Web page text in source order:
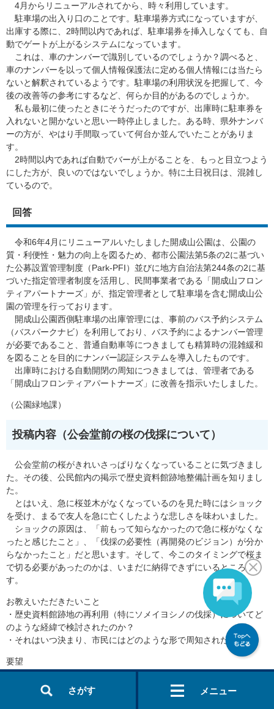
さがす メニュー
4月からリニューアルされてから、時々利用しています。
駐車場の出入り口のことです。駐車場券方式になっていますが、
出庫する際に、2時間以内であれば、駐車場券を挿入しなくても、自
動でゲートが上がるシステムになっています。
これは、車のナンバーで識別しているのでしょうか？調べると、
車のナンバーを以って個人情報保護法に定める個人情報には当たら
ないと解釈されているようです。駐車場の利用状況を把握して、今
後の改善等の参考にするなど、何らか目的があるのでしょうか。
私も最初に使ったときにそうだったのですが、出庫時に駐車券を
入れないと開かないと思い一時停止しました。ある時、県外ナンバ
ーの方が、やはり手間取っていて何台か並んでいたことがありま
す。
2時間以内であれば自動でバーが上がることを、もっと目立つよう
にした方が、良いのではないでしょうか。特に土日祝日は、混雑し
ているので。
回答
令和6年4月にリニューアルいたしました開成山公園は、公園の
質・利便性・魅力の向上を図るため、都市公園法第5条の2に基づい
た公募設置管理制度（Park-PFI）並びに地方自治法第244条の2に基
づいた指定管理者制度を活用し、民間事業者である「開成山フロン
ティアパートナーズ」が、指定管理者として駐車場を含む開成山公
園の管理を行っております。
開成山公園西側駐車場の出庫管理には、事前のバス予約システム
（バスパークナビ）を利用しており、バス予約によるナンバー管理
が必要であること、普通自動車等につきましても精算時の混雑緩和
を図ることを目的にナンバー認証システムを導入したものです。
出庫時における自動開閉の周知につきましては、管理者である
「開成山フロンティアパートナーズ」に改善を指示いたしました。
（公園緑地課）
投稿内容（公会堂前の桜の伐採について）
公会堂前の桜がきれいさっぱりなくなっていることに気づきまし
た。その後、公民館内の掲示で歴史資料館跡地整備計画を知りまし
た。
とはいえ、急に桜並木がなくなっているのを見た時にはショック
を受け、まるで友人を急に亡くしたような悲しさを味わいました。
ショックの原因は、「前もって知らなかったので急に桜がなくな
ったと感じたこと」、「伐採の必要性（再開発のビジョン）が分か
らなかったこと」だと思います。そして、今このタイミングで桜ま
で切る必要があったのかは、いまだに納得できずにいるところで
す。
お教えいただきたいこと
・歴史資料館跡地の再利用（特にソメイヨシノの伐採）についてど
のような経緯で検討されたのか？
・それはいつ決まり、市民にはどのような形で周知されたのか？
要望
・市民に親しまれている樹木を伐採する場合、最後のシーズン前に
お教えいただき、お別れをする時間を持たせてほしい。
・寿命だからと機械的に切り倒してしまうのではなく、命あるもの